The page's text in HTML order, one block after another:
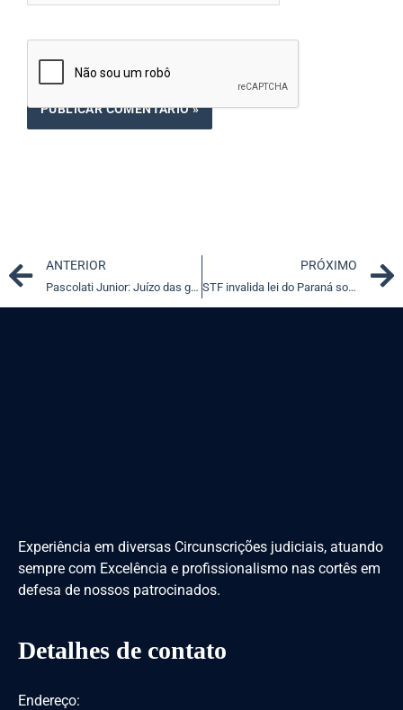
Prev
ANTERIOR
Pascolati Junior: Juízo das garantias não é novidade, ao menos em SP
PRÓXIMO
STF invalida lei do Paraná sobre pagamento mínimo pelos planos de assistência odontológica
Experiência em diversas Circunscrições judiciais, atuando
sempre com Excelência e profissionalismo nas cortês em
defesa de nossos patrocinados.
Detalhes de contato
Endereço: